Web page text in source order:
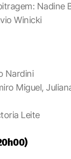
Nadine
Winicki
Nardini
Miguel,
Leite